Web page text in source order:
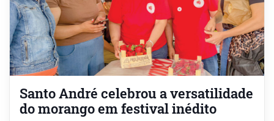
Santo André celebrou a versatilidade
do morango em festival inédito